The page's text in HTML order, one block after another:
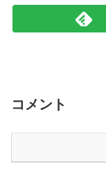
コメント